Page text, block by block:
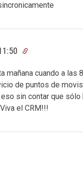
mañana cuando a las
de puntos de
sin contar que
el CRM!!!